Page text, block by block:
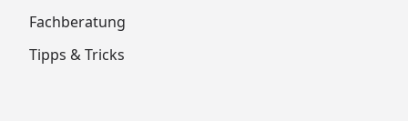
Fachberatung
Tipps & Tricks